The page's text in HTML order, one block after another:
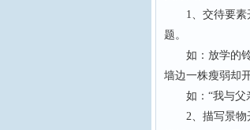
1、交待要素开
题。
如：放学的铃
墙边一株瘦弱却
如：“我与父亲
2、描写景物开